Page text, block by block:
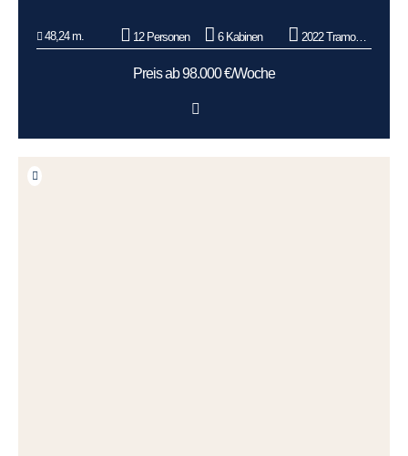
48,24 m. 12 Personen 6 Kabinen 2022 Tramontana
Preis ab 98.000 €/Woche